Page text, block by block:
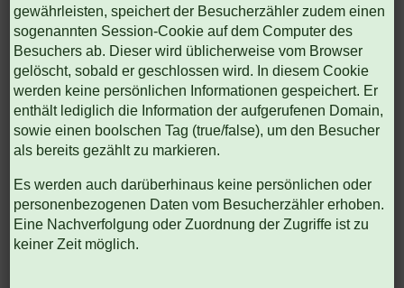
gewährleisten, speichert der Besucherzähler zudem einen
sogenannten Session-Cookie auf dem Computer des
Besuchers ab. Dieser wird üblicherweise vom Browser
gelöscht, sobald er geschlossen wird. In diesem Cookie
werden keine persönlichen Informationen gespeichert. Er
enthält lediglich die Information der aufgerufenen Domain,
sowie einen boolschen Tag (true/false), um den Besucher
als bereits gezählt zu markieren.
Es werden auch darüberhinaus keine persönlichen oder
personenbezogenen Daten vom Besucherzähler erhoben.
Eine Nachverfolgung oder Zuordnung der Zugriffe ist zu
keiner Zeit möglich.